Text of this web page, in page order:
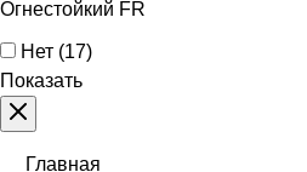
Огнестойкий FR
Нет (17)
Показать
Главная